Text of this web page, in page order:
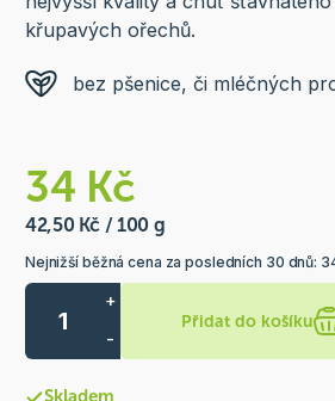
křupavých ořechů.
bez pšenice, či mléčných
34 Kč
42,50 Kč / 100 g
Nejnižší běžná cena za posledních 30 dnů:
+
-
Přidat do košíku
Skladem